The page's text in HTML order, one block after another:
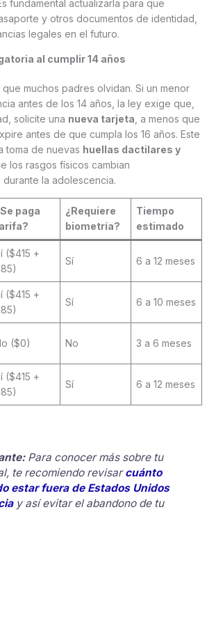
fundamental actualizarla para que
y otros documentos de identidad,
legales en el futuro.
al cumplir 14 años
muchos padres olvidan. Si un menor
antes de los 14 años, la ley exige que,
solicite una nueva tarjeta , a menos que
antes de que cumpla los 16 años. Este
toma de nuevas huellas dactilares y
los rasgos físicos cambian
la adolescencia.
paga
¿Requiere
biometría?
Tiempo
estimado
($415 +
Sí 6 a 12 meses
($415 +
Sí 6 a 10 meses
($0) No 3 a 6 meses
($415 +
Sí 6 a 12 meses
Para conocer más sobre tu
te recomiendo revisarcuánto
estar fuera de Estados Unidos
y así evitar el abandono de tu